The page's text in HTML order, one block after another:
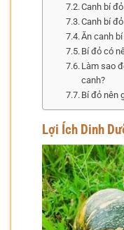
Canh bí
Canh bí
Ăn canh
Bí đỏ có
Làm sao
canh?
Bí đỏ nên
Lợi Ích Dinh